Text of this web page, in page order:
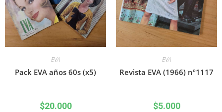
EVA
Pack EVA años 60s (x5)
$20.000
EVA
Revista EVA (1966) nº1117
$5.000